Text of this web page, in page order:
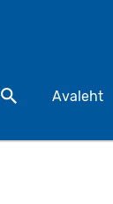
Otsi toodetAvaleht